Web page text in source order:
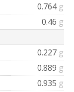
0.764 g
0.46 g
0.227 g
0.889 g
0.935 g